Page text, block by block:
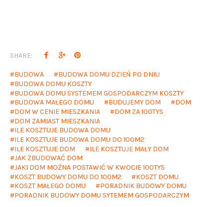
SHARE:
BUDOWA
BUDOWA DOMU DZIEŃ PO DNIU
BUDOWA DOMU KOSZTY
BUDOWA DOMU SYSTEMEM GOSPODARCZYM KOSZTY
BUDOWA MAŁEGO DOMU
BUDUJEMY DOM
DOM
DOM W CENIE MIESZKANIA
DOM ZA 100TYS
DOM ZAMIAST MIESZKANIA
ILE KOSZTUJE BUDOWA DOMU
ILE KOSZTUJE BUDOWA DOMU DO 100M2
ILE KOSZTUJE DOM
ILE KOSZTUJE MAŁY DOM
JAK ZBUDOWAĆ DOM
JAKI DOM MOŻNA POSTAWIĆ W KWOCIE 100TYS
KOSZT BUDOWY DOMU DO 100M2
KOSZT DOMU
KOSZT MAŁEGO DOMU
PORADNIK BUDOWY DOMU
PORADNIK BUDOWY DOMU SYTEMEM GOSPODARCZYM